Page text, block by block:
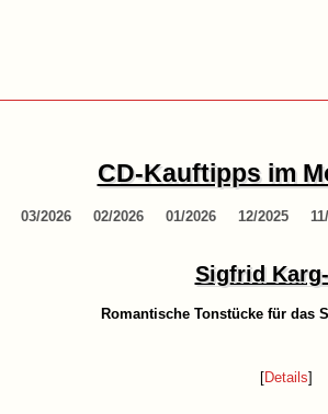
CD-Kauftipps im
03/2026 02/2026 01/2026 12/2025
Sigfrid
Romantische Tonstücke für das
[Details]